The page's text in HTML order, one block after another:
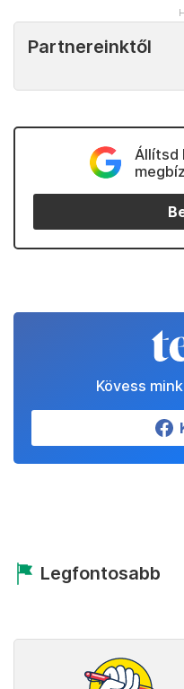
Partnereinktől
Állítsd
Kövess
Legfontosabb